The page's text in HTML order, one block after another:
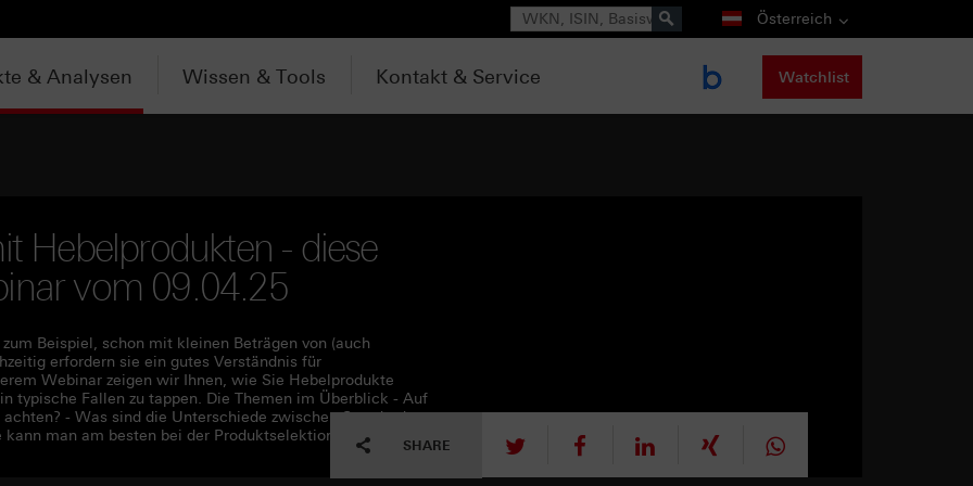
Suche Österreich
& Analysen Wissen & Tools Kontakt & Service Watchlist
Hebelprodukten - diese
vom 09.04.25
Beispiel, schon mit kleinen Beträgen von (auch
erfordern sie ein gutes Verständnis für
Webinar zeigen wir Ihnen, wie Sie Hebelprodukte
typische Fallen zu tappen. Die Themen im Überblick - Auf
- Was sind die Unterschiede zwischen Standard-
man am besten bei der Produktselektion vorgehen?
SHARE tweet mitteilen